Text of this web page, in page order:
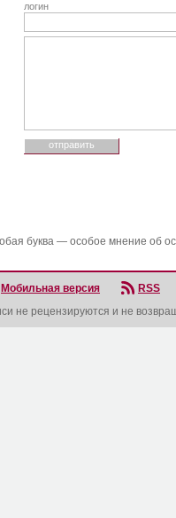
логин
буква — особое мнение об
Мобильная версия
RSS
не рецензируются и не